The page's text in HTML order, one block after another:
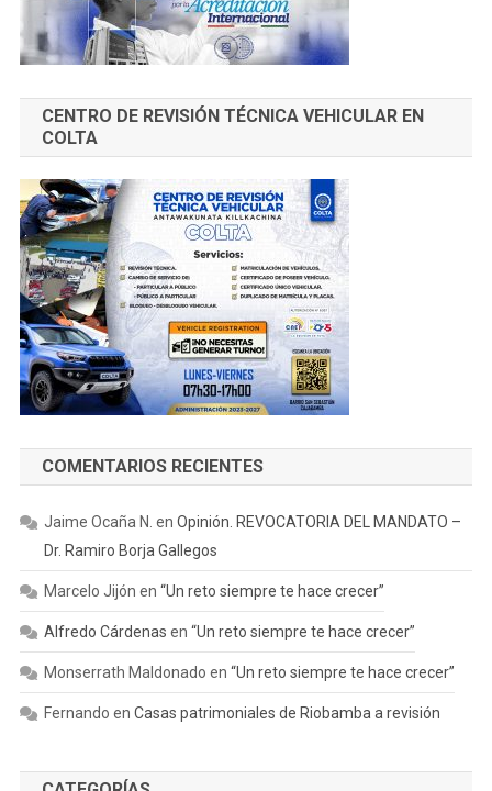
CENTRO DE REVISIÓN TÉCNICA VEHICULAR EN
COLTA
COMENTARIOS RECIENTES
Jaime Ocaña N. en Opinión. REVOCATORIA DEL MANDATO –
Dr. Ramiro Borja Gallegos
Marcelo Jijón en “Un reto siempre te hace crecer”
Alfredo Cárdenas en “Un reto siempre te hace crecer”
Monserrath Maldonado en “Un reto siempre te hace crecer”
Fernando en Casas patrimoniales de Riobamba a revisión